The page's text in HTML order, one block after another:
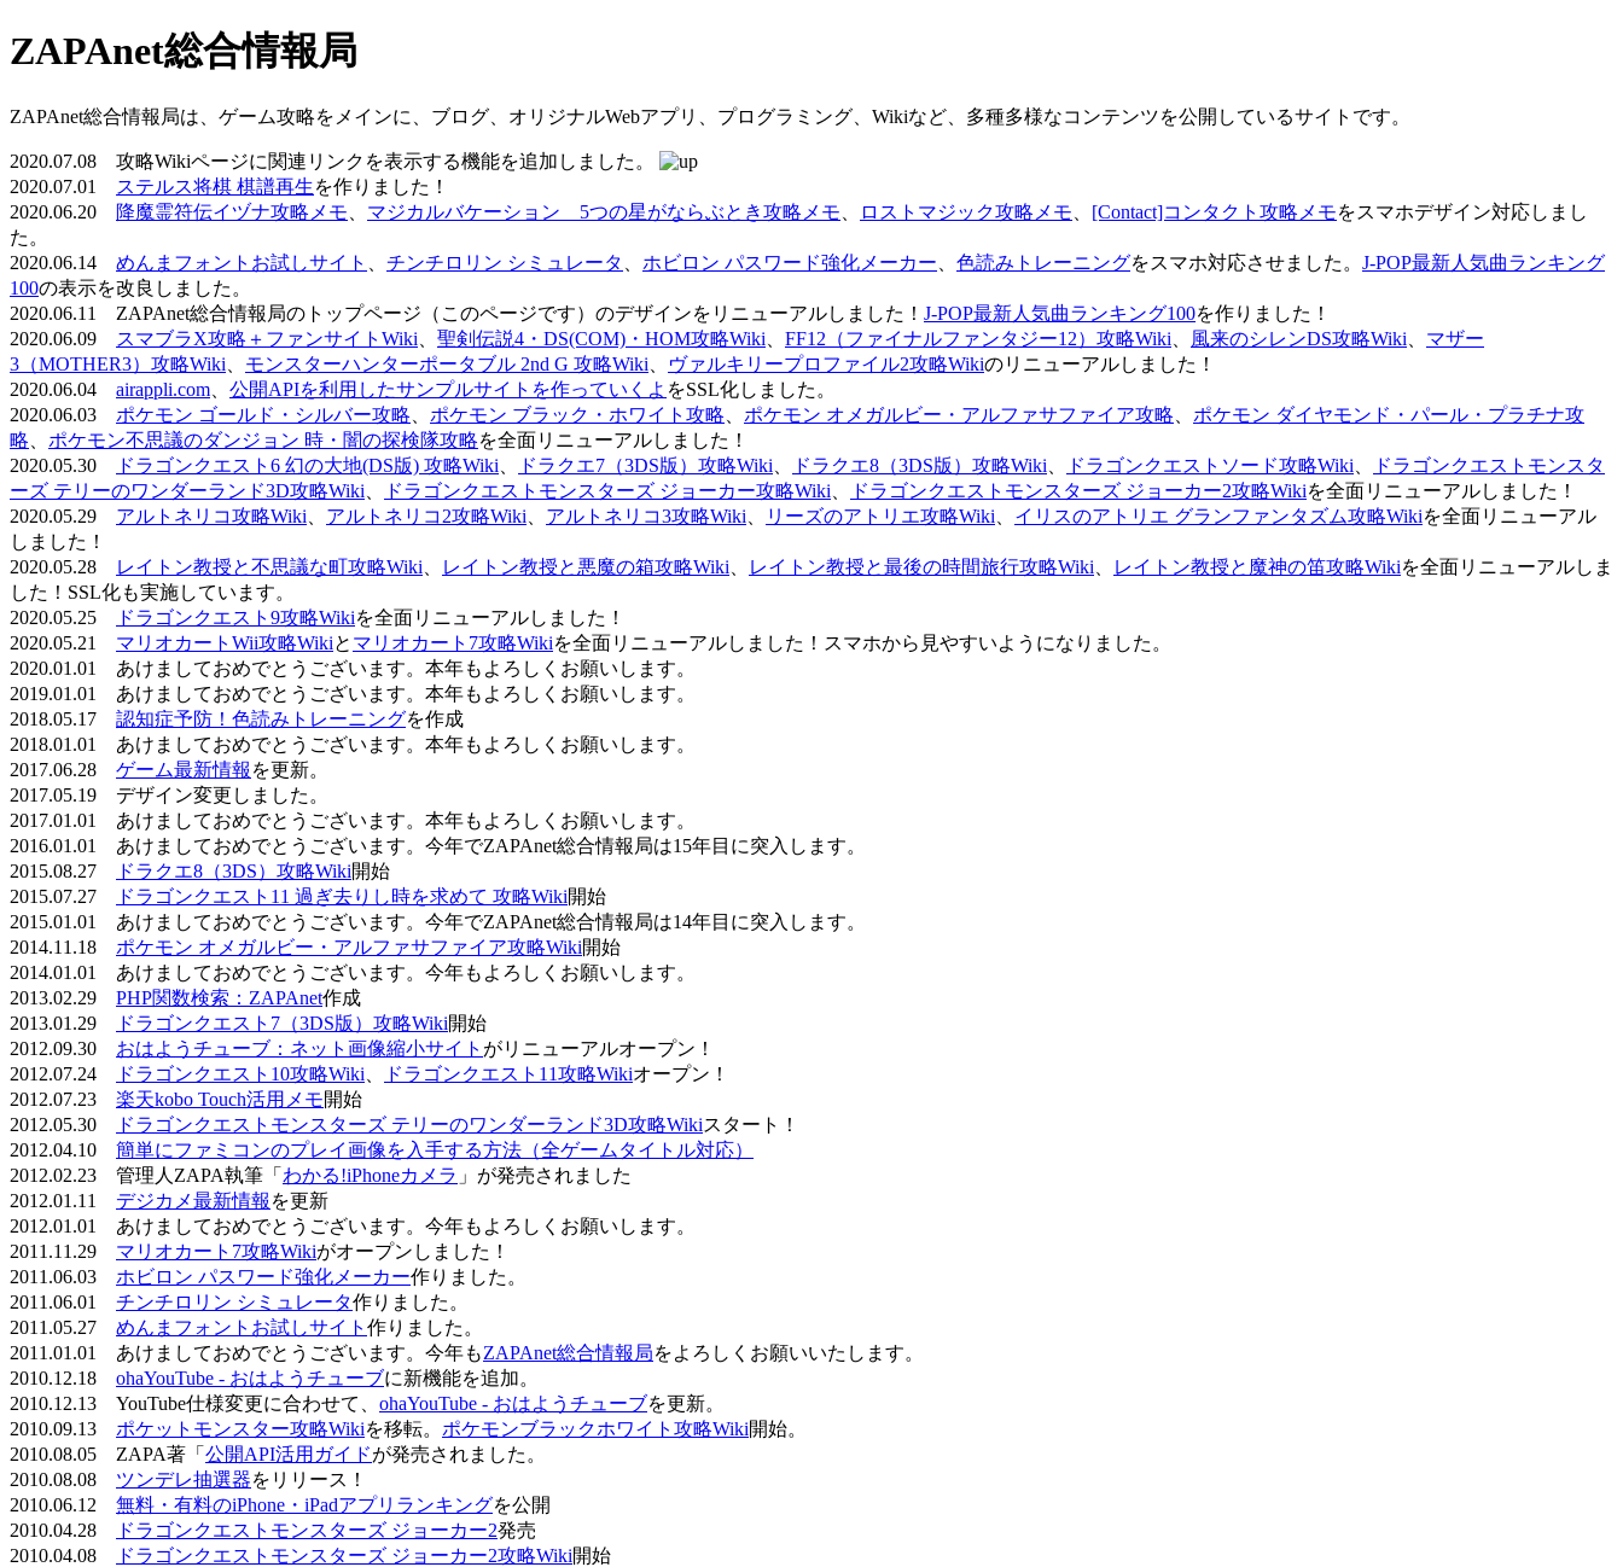
ZAPAnet総合情報局
ZAPAnet総合情報局は、ゲーム攻略をメインに、ブログ、オリジナルWebアプリ、プログラミング、Wikiなど、多種多様なコンテンツを公開しているサイトです。
2020.07.08 攻略Wikiページに関連リンクを表示する機能を追加しました。
2020.07.01
ステルス将棋 棋譜再生を作りました！
2020.06.20
降魔霊符伝イヅナ攻略メモ マジカルバケーション 5つの星がならぶとき攻略メモ ロストマジック攻略メモ [Contact]コンタクト攻略メモをスマホデザイン対応しまし
た。
2020.06.14 めんまフォントお試しサイト チンチロリン シミュレータ ホビロン パスワード強化メーカー 色読みトレーニングをスマホ対応させました。 J-POP最新人気曲ランキング
100の表示を改良しました。
2020.06.11 ZAPAnet総合情報局のトップページ（このページです）のデザインをリニューアルしました！ J-POP最新人気曲ランキング100を作りました！
2020.06.09
スマブラX攻略＋ファンサイトWiki 聖剣伝説4・DS(COM)・HOM攻略Wiki FF12（ファイナルファンタジー12）攻略Wiki 風来のシレンDS攻略Wiki
マザー
3（MOTHER3）攻略Wiki
モンスターハンターポータブル 2nd G 攻略Wiki ヴァルキリープロファイル2攻略Wikiのリニューアルしました！
2020.06.04 airappli.com 公開APIを利用したサンプルサイトを作っていくよ をSSL化しました。
2020.06.03 ポケモン ゴールド・シルバー攻略 ポケモン ブラック・ホワイト攻略 ポケモン オメガルビー・アルファサファイア攻略
ポケモン ダイヤモンド・パール・プラチナ攻
略
ポケモン不思議のダンジョン 時・闇の探検隊攻略を全面リニューアルしました！
2020.05.30
ドラゴンクエスト6 幻の大地(DS版) 攻略Wiki ドラクエ7（3DS版）攻略Wiki ドラクエ8（3DS版）攻略Wiki ドラゴンクエストソード攻略Wiki
ドラゴンクエストモンスタ
ーズ テリーのワンダーランド3D攻略Wiki
ドラゴンクエストモンスターズ ジョーカー攻略Wiki ドラゴンクエストモンスターズ ジョーカー2攻略Wikiを全面リニューアルしました！
2020.05.29 アルトネリコ攻略Wiki アルトネリコ2攻略Wiki アルトネリコ3攻略Wiki リーズのアトリエ攻略Wiki イリスのアトリエ グランファンタズム攻略Wikiを全面リニューアル
しました！
2020.05.28
レイトン教授と不思議な町攻略Wiki レイトン教授と悪魔の箱攻略Wiki レイトン教授と最後の時間旅行攻略Wiki レイトン教授と魔神の笛攻略Wikiを全面リニューアルしま
した！SSL化も実施しています。
2020.05.25
ドラゴンクエスト9攻略Wikiを全面リニューアルしました！
2020.05.21 マリオカートWii攻略Wikiと マリオカート7攻略Wikiを全面リニューアルしました！スマホから見やすいようになりました。
2020.01.01 あけましておめでとうございます。本年もよろしくお願いします。
2019.01.01 あけましておめでとうございます。本年もよろしくお願いします。
2018.05.17 認知症予防！色読みトレーニングを作成
2018.01.01 あけましておめでとうございます。本年もよろしくお願いします。
2017.06.28 ゲーム最新情報 を更新。
2017.05.19 デザイン変更しました。
2017.01.01 あけましておめでとうございます。本年もよろしくお願いします。
2016.01.01 あけましておめでとうございます。今年でZAPAnet総合情報局は15年目に突入します。
2015.08.27
ドラクエ8（3DS）攻略Wiki開始
2015.07.27
ドラゴンクエスト11 過ぎ去りし時を求めて 攻略Wiki開始
2015.01.01 あけましておめでとうございます。今年でZAPAnet総合情報局は14年目に突入します。
2014.11.18 ポケモン オメガルビー・アルファサファイア攻略Wiki開始
2014.01.01 あけましておめでとうございます。今年もよろしくお願いします。
2013.02.29 PHP関数検索：ZAPAnet作成
2013.01.29
ドラゴンクエスト7（3DS版）攻略Wiki開始
2012.09.30 おはようチューブ：ネット画像縮小サイト がリニューアルオープン！
2012.07.24
ドラゴンクエスト10攻略Wiki ドラゴンクエスト11攻略Wikiオープン！
2012.07.23 楽天kobo Touch活用メモ開始
2012.05.30
ドラゴンクエストモンスターズ テリーのワンダーランド3D攻略Wikiスタート！
2012.04.10 簡単にファミコンのプレイ画像を入手する方法（全ゲームタイトル対応）
2012.02.23 管理人ZAPA執筆「 わかる!iPhoneカメラ 」が発売されました
2012.01.11 デジカメ最新情報 を更新
2012.01.01 あけましておめでとうございます。今年もよろしくお願いします。
2011.11.29 マリオカート7攻略Wikiがオープンしました！
2011.06.03 ホビロン パスワード強化メーカー作りました。
2011.06.01 チンチロリン シミュレータ作りました。
2011.05.27 めんまフォントお試しサイト 作りました。
2011.01.01 あけましておめでとうございます。今年もZAPAnet総合情報局をよろしくお願いいたします。
2010.12.18 ohaYouTube - おはようチューブに新機能を追加。
2010.12.13 YouTube仕様変更に合わせて、 ohaYouTube - おはようチューブを更新。
2010.09.13 ポケットモンスター攻略Wikiを移転。 ポケモンブラックホワイト攻略Wiki開始。
2010.08.05 ZAPA著「 公開API活用ガイドが発売されました。
2010.08.08 ツンデレ抽選器をリリース！
2010.06.12 無料・有料のiPhone・iPadアプリランキングを公開
2010.04.28
ドラゴンクエストモンスターズ ジョーカー2発売
2010.04.08
ドラゴンクエストモンスターズ ジョーカー2攻略Wiki開始